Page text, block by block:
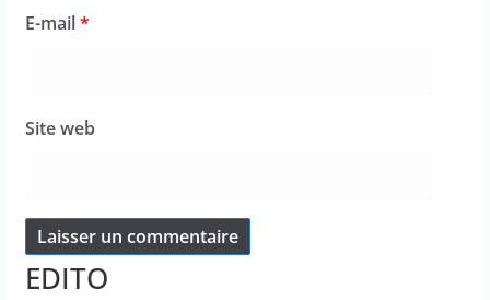
E-mail*
Site web
EDITO